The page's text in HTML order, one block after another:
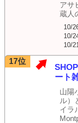
アサ
蔵人
10/
10/
10/
17位
ート
山陽
ル）
イラ